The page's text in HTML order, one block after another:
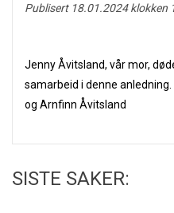
Publisert 18.01.2024 klokken
Jenny Åvitsland, vår mor,
samarbeid i denne
og Arnfinn Åvitsland
SISTE SAKER: